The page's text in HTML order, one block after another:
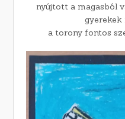
nyújtott a magasból
a torony fontos